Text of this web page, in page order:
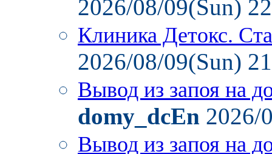
2026/08/09(Sun)
Клиника Детокс.
2026/08/09(Sun)
Вывод из запоя на
domy_dcEn 2026/
Вывод из запоя на